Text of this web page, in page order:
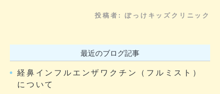
投稿者:ぽっけキッズクリニック
最近のブログ記事
経鼻インフルエンザワクチン（フルミスト）
について